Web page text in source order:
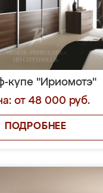
купе "Ириомотэ"
от 48 000 руб.
ПОДРОБНЕЕ